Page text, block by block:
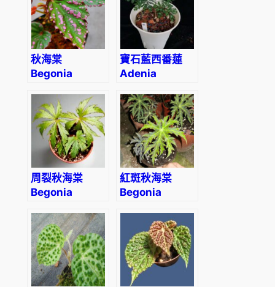
秋海棠
Begonia
寶石藍西番蓮
Adenia
周裂秋海棠
Begonia
Hance
紅斑秋海棠
Begonia